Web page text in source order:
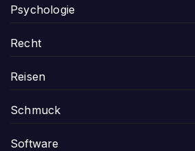
Psychologie
Recht
Reisen
Schmuck
Software